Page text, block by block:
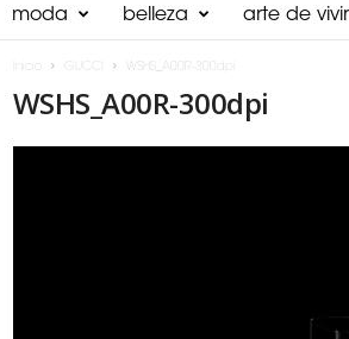
moda belleza arte de vivir
WSHS_A00R-300dpi
WSHS_A00R-300dpi